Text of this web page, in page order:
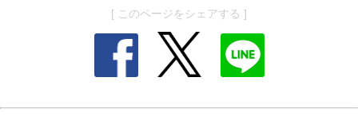
[ このページをシェアする ]